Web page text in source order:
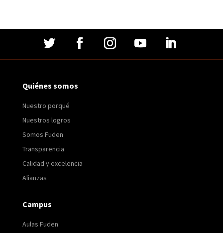
Quiénes somos
Nuestro porqué
Nuestros logros
Somos Fuden
Transparencia
Calidad y excelencia
Alianzas
Campus
Aulas Fuden